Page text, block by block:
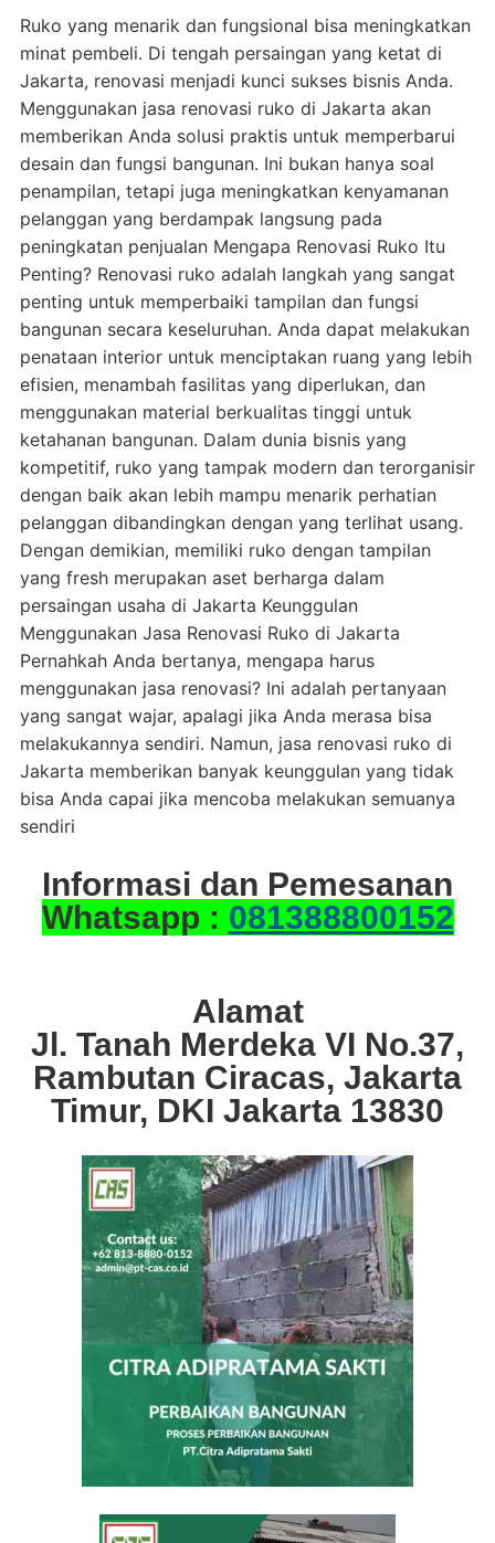
Ruko yang menarik dan fungsional bisa meningkatkan
minat pembeli. Di tengah persaingan yang ketat di
Jakarta, renovasi menjadi kunci sukses bisnis Anda.
Menggunakan jasa renovasi ruko di Jakarta akan
memberikan Anda solusi praktis untuk memperbarui
desain dan fungsi bangunan. Ini bukan hanya soal
penampilan, tetapi juga meningkatkan kenyamanan
pelanggan yang berdampak langsung pada
peningkatan penjualan Mengapa Renovasi Ruko Itu
Penting? Renovasi ruko adalah langkah yang sangat
penting untuk memperbaiki tampilan dan fungsi
bangunan secara keseluruhan. Anda dapat melakukan
penataan interior untuk menciptakan ruang yang lebih
efisien, menambah fasilitas yang diperlukan, dan
menggunakan material berkualitas tinggi untuk
ketahanan bangunan. Dalam dunia bisnis yang
kompetitif, ruko yang tampak modern dan terorganisir
dengan baik akan lebih mampu menarik perhatian
pelanggan dibandingkan dengan yang terlihat usang.
Dengan demikian, memiliki ruko dengan tampilan
yang fresh merupakan aset berharga dalam
persaingan usaha di Jakarta Keunggulan
Menggunakan Jasa Renovasi Ruko di Jakarta
Pernahkah Anda bertanya, mengapa harus
menggunakan jasa renovasi? Ini adalah pertanyaan
yang sangat wajar, apalagi jika Anda merasa bisa
melakukannya sendiri. Namun, jasa renovasi ruko di
Jakarta memberikan banyak keunggulan yang tidak
bisa Anda capai jika mencoba melakukan semuanya
sendiri
Informasi dan Pemesanan
Whatsapp : 081388800152
Alamat
Jl. Tanah Merdeka VI No.37,
Rambutan Ciracas, Jakarta
Timur, DKI Jakarta 13830